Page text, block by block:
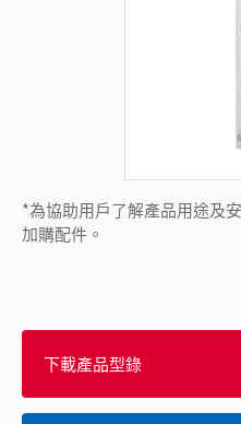
*為協助用戶了解產品用途及
加購配件。
下載產品型錄